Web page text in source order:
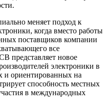
меняет подход к
когда вместо работы
поставщиков компании
все
представляет новое
электроники в
и ориентированных на
способность местных
в международных